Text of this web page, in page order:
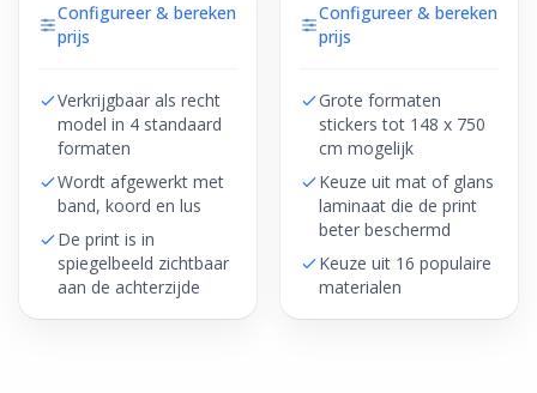
Configureer & bereken
prijs
Verkrijgbaar als recht
model in 4 standaard
formaten
Wordt afgewerkt met
band, koord en lus
De print is in
spiegelbeeld zichtbaar
aan de achterzijde
Configureer & bereken
prijs
Grote formaten
stickers tot 148 x 750
cm mogelijk
Keuze uit mat of glans
laminaat die de print
beter beschermd
Keuze uit 16 populaire
materialen